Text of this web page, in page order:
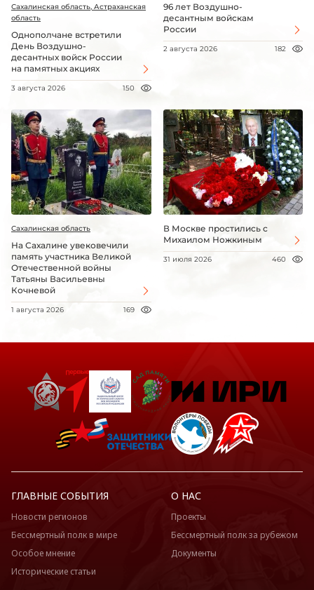
Сахалинская область, Астраханская
область
Однополчане встретили
День Воздушно-
десантных войск России
на памятных акциях
3 августа 2026 150
96 лет Воздушно-
десантным войскам
России
2 августа 2026 182
Сахалинская область
На Сахалине увековечили
память участника Великой
Отечественной войны
Татьяны Васильевны
Кочневой
1 августа 2026 169
В Москве простились с
Михаилом Ножкиным
31 июля 2026 460
ГЛАВНЫЕ СОБЫТИЯ
Новости регионов
Бессмертный полк в мире
Особое мнение
Исторические статьи
О НАС
Проекты
Бессмертный полк за рубежом
Документы